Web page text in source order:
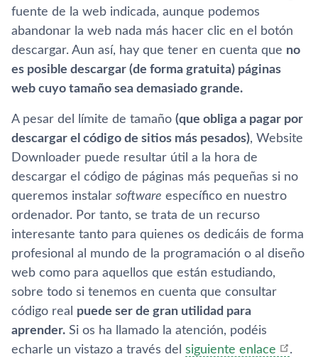
fuente de la web indicada, aunque podemos
abandonar la web nada más hacer clic en el botón
descargar. Aun así­, hay que tener en cuenta que no
es posible descargar (de forma gratuita) páginas
web cuyo tamaño sea demasiado grande.
A pesar del lí­mite de tamaño (que obliga a pagar por
descargar el código de sitios más pesados), Website
Downloader puede resultar útil a la hora de
descargar el código de páginas más pequeñas si no
queremos instalar software especí­fico en nuestro
ordenador. Por tanto, se trata de un recurso
interesante tanto para quienes os dedicáis de forma
profesional al mundo de la programación o al diseño
web como para aquellos que están estudiando,
sobre todo si tenemos en cuenta que consultar
código real puede ser de gran utilidad para
aprender. Si os ha llamado la atención, podéis
echarle un vistazo a través del siguiente enlace .